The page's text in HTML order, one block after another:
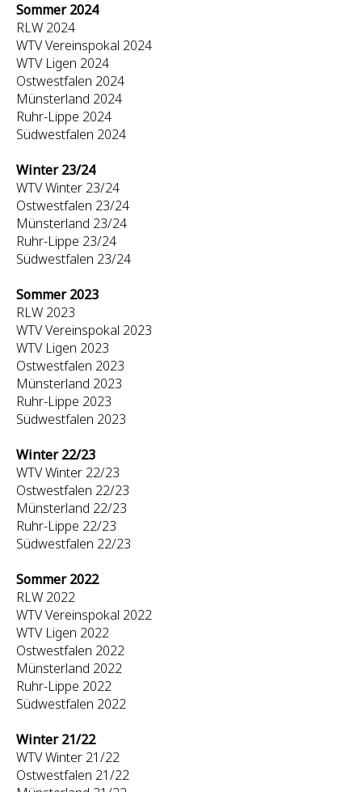
Sommer 2024
RLW 2024
WTV Vereinspokal 2024
WTV Ligen 2024
Ostwestfalen 2024
Münsterland 2024
Ruhr-Lippe 2024
Südwestfalen 2024
Winter 23/24
WTV Winter 23/24
Ostwestfalen 23/24
Münsterland 23/24
Ruhr-Lippe 23/24
Südwestfalen 23/24
Sommer 2023
RLW 2023
WTV Vereinspokal 2023
WTV Ligen 2023
Ostwestfalen 2023
Münsterland 2023
Ruhr-Lippe 2023
Südwestfalen 2023
Winter 22/23
WTV Winter 22/23
Ostwestfalen 22/23
Münsterland 22/23
Ruhr-Lippe 22/23
Südwestfalen 22/23
Sommer 2022
RLW 2022
WTV Vereinspokal 2022
WTV Ligen 2022
Ostwestfalen 2022
Münsterland 2022
Ruhr-Lippe 2022
Südwestfalen 2022
Winter 21/22
WTV Winter 21/22
Ostwestfalen 21/22